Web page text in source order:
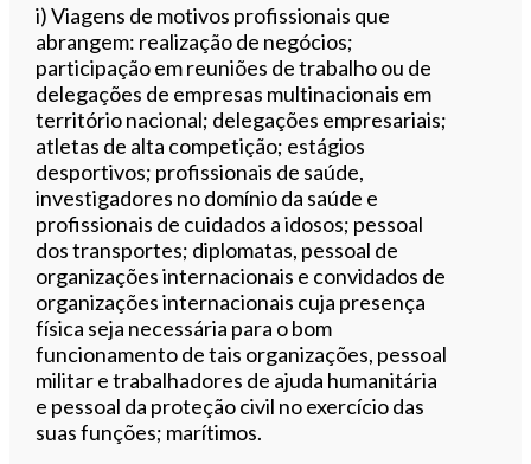
i) Viagens de motivos profissionais que
abrangem: realização de negócios;
participação em reuniões de trabalho ou de
delegações de empresas multinacionais em
território nacional; delegações empresariais;
atletas de alta competição; estágios
desportivos; profissionais de saúde,
investigadores no domínio da saúde e
profissionais de cuidados a idosos; pessoal
dos transportes; diplomatas, pessoal de
organizações internacionais e convidados de
organizações internacionais cuja presença
física seja necessária para o bom
funcionamento de tais organizações, pessoal
militar e trabalhadores de ajuda humanitária
e pessoal da proteção civil no exercício das
suas funções; marítimos.